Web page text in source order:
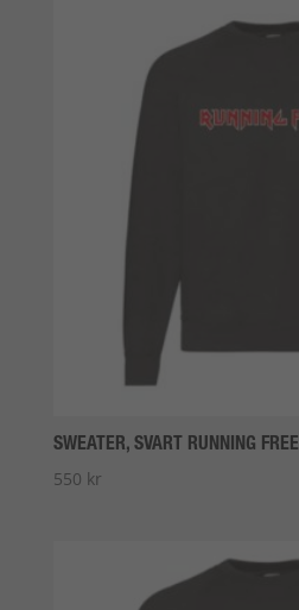
SWEATER, SVART RUNNING FREE
550 kr